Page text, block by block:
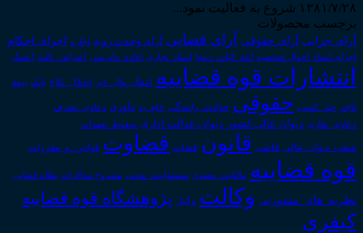
۱۳۸۱/۷/۲۸ شروع به فعالیت نمود...
برچسب محصولات
آرای جزایی آرای حقوقی آرای قضایی آرای وحدت رویه اجاره اجرای احکام
اجرای اسناد احوال شخصیه ادله_اثبات_دعوا اسناد_تجاری اعاده_دادرسی اعتراض_ثالث اعسار
انتشارات قوه قضاییه انتقال_مال_غیر انحلال_نکاح بانک بیمه
تاجر حق_کسب حقوقی حوادث_رانندگی خلع_ید داوری دعاوی_تصرف
دعاوی_طاری دیوان عالی کشور دیوان عدالت اداری سقوط_تعهدات
شعب_دیوان_عالی قاضی قانون قضات قضاوت قوانین_و_مقررات
قوه قضاییه مالکیت_معنوی مسئولیت_مدنی مشروح مذاکرات نظام قضایی
نظریه_های_مشورتی وکالت وکیل پژوهشگاه قوه قضاییه
کیفری